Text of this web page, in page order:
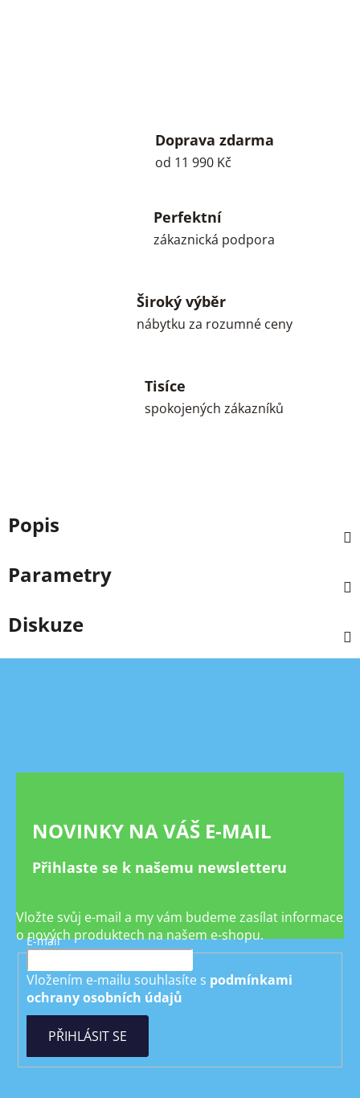
Doprava zdarma
od 11 990 Kč
Perfektní
zákaznická podpora
Široký výběr
nábytku za rozumné ceny
Tisíce
spokojených zákazníků
Popis
Parametry
Diskuze
Z
NOVINKY NA VÁŠ E-MAIL
Přihlaste se k našemu newsletteru
Vložte svůj e-mail a my vám budeme zasílat informace
o nových produktech na našem e-shopu.
E-mail
Vložením e-mailu souhlasíte s podmínkami
ochrany osobních údajů
PŘIHLÁSIT SE